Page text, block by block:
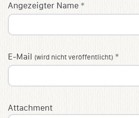
Angezeigter Name *
E-Mail (wird nicht veröffentlicht) *
Attachment